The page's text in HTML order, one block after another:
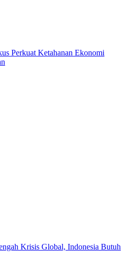
Perkuat Ketahanan Ekonomi
Krisis Global, Indonesia Butuh